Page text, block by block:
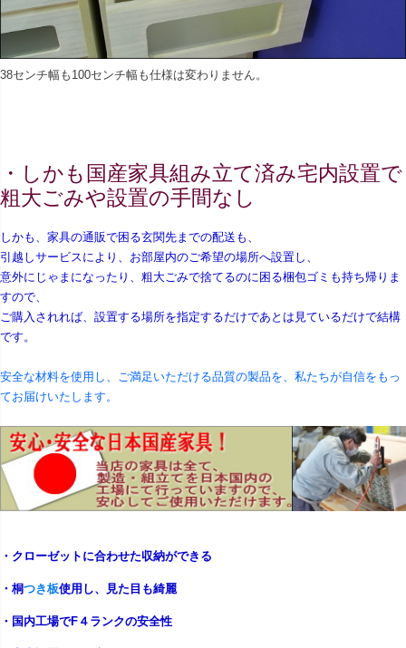
38センチ幅も100センチ幅も仕様は変わりません。
・しかも国産家具組み立て済み宅内設置で
粗大ごみや設置の手間なし
しかも、家具の通販で困る玄関先までの配送も、
引越しサービスにより、お部屋内のご希望の場所へ設置し、
意外にじゃまになったり、粗大ごみで捨てるのに困る梱包ゴミも持ち帰りま
すので、
ご購入されれば、設置する場所を指定するだけであとは見ているだけで結構
です。
安全な材料を使用し、ご満足いただける品質の製品を、私たちが自信をもっ
てお届けいたします。
・クローゼットに合わせた収納ができる
・桐つき板使用し、見た目も綺麗
・国内工場でF４ランクの安全性